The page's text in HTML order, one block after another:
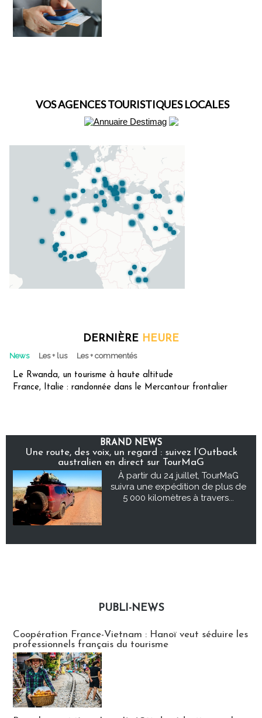
VOS AGENCES TOURISTIQUES LOCALES
DERNIÈRE HEURE
News Les + lus Les + commentés
Le Rwanda, un tourisme à haute altitude
France, Italie : randonnée dans le Mercantour frontalier
BRAND NEWS
Une route, des voix, un regard : suivez l’Outback
australien en direct sur TourMaG
À partir du 24 juillet, TourMaG
suivra une expédition de plus de
5 000 kilomètres à travers...
PUBLI-NEWS
Coopération France-Vietnam : Hanoï veut séduire les
professionnels français du tourisme